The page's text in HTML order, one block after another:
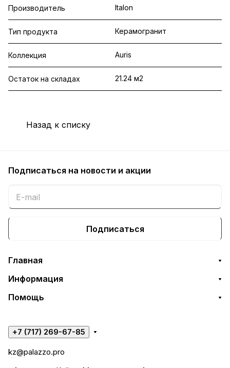
Производитель Italon
Тип продукта Керамогранит
Коллекция Auris
Остаток на складах 21.24 м2
Назад к списку
Подписаться на новости и акции
Подписаться
Главная
Информация
Помощь
+7 (717) 269-67-85
kz@palazzo.pro